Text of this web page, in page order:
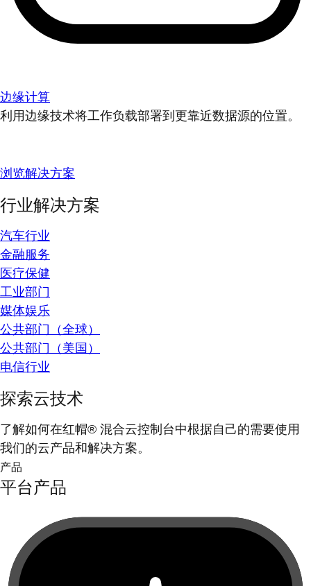
边缘计算
利用边缘技术将工作负载部署到更靠近数据源的位置。
浏览解决方案
行业解决方案
汽车行业
金融服务
医疗保健
工业部门
媒体娱乐
公共部门（全球）
公共部门（美国）
电信行业
探索云技术
了解如何在红帽® 混合云控制台中根据自己的需要使用
我们的云产品和解决方案。
产品
平台产品